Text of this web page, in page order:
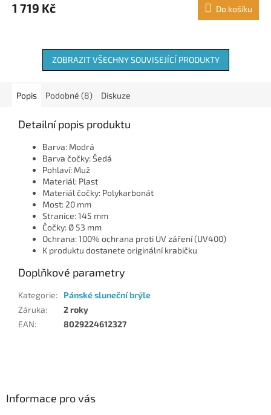
1 719 Kč Do košíku
ZOBRAZIT VŠECHNY SOUVISEJÍCÍ PRODUKTY
Popis Podobné (8) Diskuze
Detailní popis produktu
Barva: Modrá
Barva čočky: Šedá
Pohlaví: Muž
Materiál: Plast
Materiál čočky: Polykarbonát
Most: 20 mm
Stranice: 145 mm
Čočky: Ø 53 mm
Ochrana: 100% ochrana proti UV záření (UV400)
K produktu dostanete originální krabičku
Doplňkové parametry
Kategorie:
Pánské sluneční brýle
Záruka:
2 roky
EAN: 8029224612327
Informace pro vás